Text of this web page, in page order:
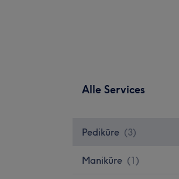
Alle Services
Pediküre (3)
Maniküre (1)